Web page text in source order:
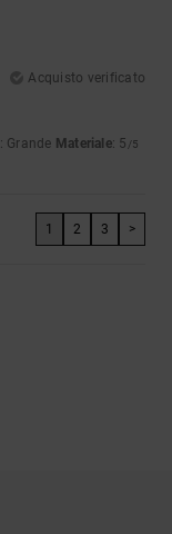
Acquisto verificato
: Grande Materiale: 5 /5
1 2 3 >